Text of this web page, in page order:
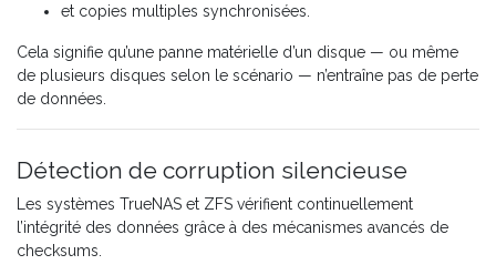
et copies multiples synchronisées.
Cela signifie qu’une panne matérielle d’un disque — ou même
de plusieurs disques selon le scénario — n’entraîne pas de perte
de données.
Détection de corruption silencieuse
Les systèmes TrueNAS et ZFS vérifient continuellement
l’intégrité des données grâce à des mécanismes avancés de
checksums.